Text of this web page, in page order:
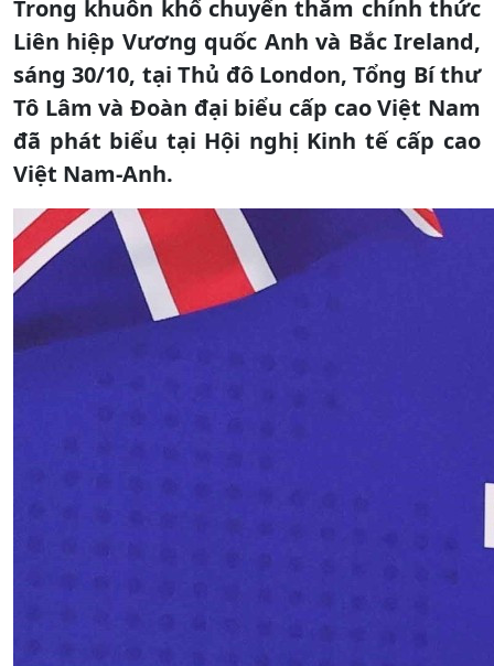
Trong khuôn khổ chuyến thăm chính thức
Liên hiệp Vương quốc Anh và Bắc Ireland,
sáng 30/10, tại Thủ đô London, Tổng Bí thư
Tô Lâm và Đoàn đại biểu cấp cao Việt Nam
đã phát biểu tại Hội nghị Kinh tế cấp cao
Việt Nam-Anh.